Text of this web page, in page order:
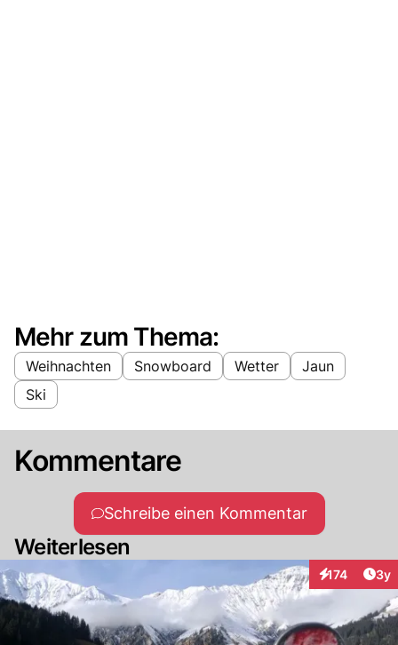
Mehr zum Thema:
Weihnachten Snowboard Wetter
Jaun
Ski
Kommentare
Schreibe einen Kommentar
Weiterlesen
174
Interaktionen
3y